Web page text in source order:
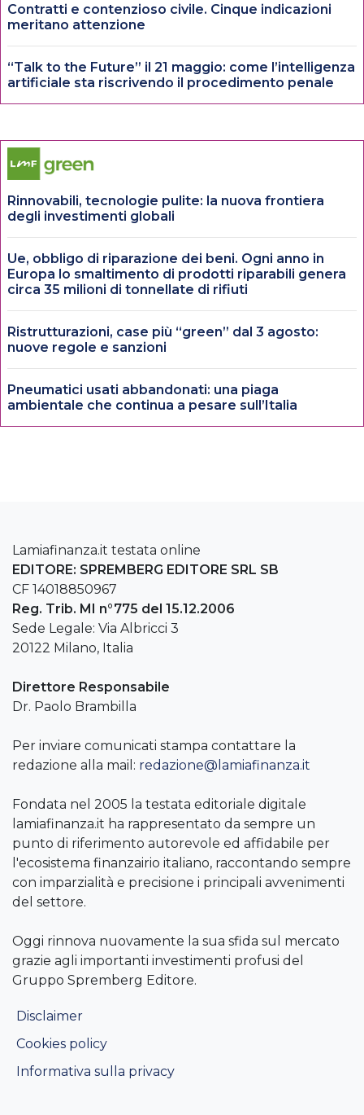
Contratti e contenzioso civile. Cinque indicazioni
meritano attenzione
“Talk to the Future” il 21 maggio: come l’intelligenza
artificiale sta riscrivendo il procedimento penale
Rinnovabili, tecnologie pulite: la nuova frontiera
degli investimenti globali
Ue, obbligo di riparazione dei beni. Ogni anno in
Europa lo smaltimento di prodotti riparabili genera
circa 35 milioni di tonnellate di rifiuti
Ristrutturazioni, case più “green” dal 3 agosto:
nuove regole e sanzioni
Pneumatici usati abbandonati: una piaga
ambientale che continua a pesare sull’Italia
Lamiafinanza.it testata online
EDITORE: SPREMBERG EDITORE SRL SB
CF 14018850967
Reg. Trib. MI n°775 del 15.12.2006
Sede Legale: Via Albricci 3
20122 Milano, Italia
Direttore Responsabile
Dr. Paolo Brambilla
Per inviare comunicati stampa contattare la
redazione alla mail: redazione@lamiafinanza.it
Fondata nel 2005 la testata editoriale digitale
lamiafinanza.it ha rappresentato da sempre un
punto di riferimento autorevole ed affidabile per
l'ecosistema finanzairio italiano, raccontando sempre
con imparzialità e precisione i principali avvenimenti
del settore.
Oggi rinnova nuovamente la sua sfida sul mercato
grazie agli importanti investimenti profusi del
Gruppo Spremberg Editore.
Disclaimer
Cookies policy
Informativa sulla privacy